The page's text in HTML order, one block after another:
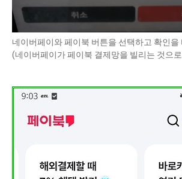
네이버페이와 페이북 버튼을 선택하고 확인을
(네이버페이가 페이북 결제망을 빌리는 것으